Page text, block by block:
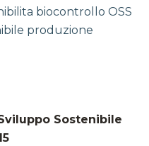
biocontrollo OSS
produzione
Sostenibile